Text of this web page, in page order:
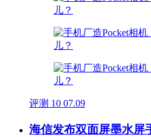
评测 10 07.09
海信发布双面屏墨水屏